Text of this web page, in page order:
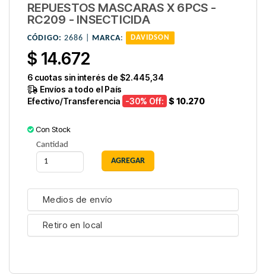
REPUESTOS MASCARAS X 6PCS -
RC209 - INSECTICIDA
CÓDIGO: 2686 | MARCA: DAVIDSON
$ 14.672
6 cuotas sin interés de $2.445,34
Envíos a todo el País
Efectivo/Transferencia -30% Off: $ 10.270
Con Stock
Cantidad
Medios de envío
Retiro en local